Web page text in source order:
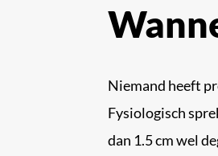
Niemand heeft
Fysiologisch
dan 1.5 cm wel